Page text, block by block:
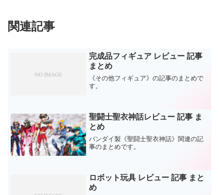
関連記事
完成品フィギュア レビュー 記事
まとめ
《その他フィギュア》の記事のまとめで
す。
聖闘士聖衣神話レビュー 記事 ま
とめ
バンダイ製《聖闘士聖衣神話》関連の記
事のまとめです。
ロボット玩具 レビュー 記事 まと
め